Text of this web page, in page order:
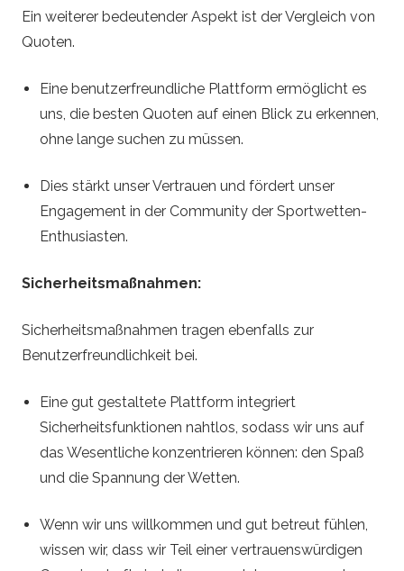
Ein weiterer bedeutender Aspekt ist der Vergleich von
Quoten.
Eine benutzerfreundliche Plattform ermöglicht es
uns, die besten Quoten auf einen Blick zu erkennen,
ohne lange suchen zu müssen.
Dies stärkt unser Vertrauen und fördert unser
Engagement in der Community der Sportwetten-
Enthusiasten.
Sicherheitsmaßnahmen:
Sicherheitsmaßnahmen tragen ebenfalls zur
Benutzerfreundlichkeit bei.
Eine gut gestaltete Plattform integriert
Sicherheitsfunktionen nahtlos, sodass wir uns auf
das Wesentliche konzentrieren können: den Spaß
und die Spannung der Wetten.
Wenn wir uns willkommen und gut betreut fühlen,
wissen wir, dass wir Teil einer vertrauenswürdigen